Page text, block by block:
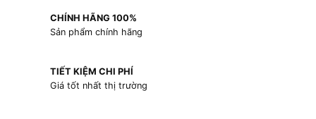
CHÍNH HÃNG 100%
Sản phẩm chính hãng
TIẾT KIỆM CHI PHÍ
Giá tốt nhất thị trường